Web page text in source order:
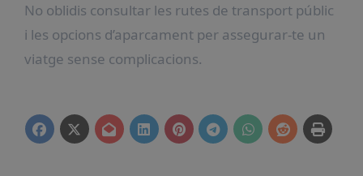
No oblidis consultar les rutes de transport públic
i les opcions d’aparcament per assegurar-te un
viatge sense complicacions.